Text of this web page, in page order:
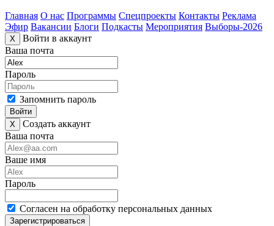
Главная О нас Программы Спецпроекты Контакты Реклама
Эфир Вакансии Блоги Подкасты Мероприятия Выборы-2026
X
Войти в аккаунт
Ваша почта
Пароль
Запомнить пароль
Войти
X
Создать аккаунт
Ваша почта
Ваше имя
Пароль
Согласен на обработку персональных данных
Зарегистрироваться